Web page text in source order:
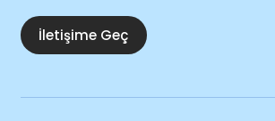
İletişime Geç